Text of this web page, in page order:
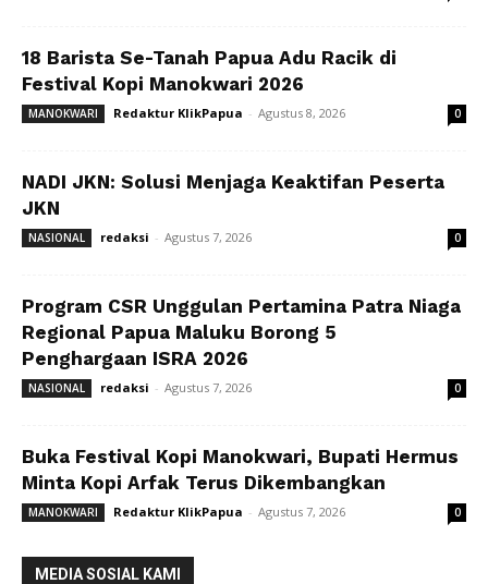
18 Barista Se-Tanah Papua Adu Racik di
Festival Kopi Manokwari 2026
MANOKWARI Redaktur KlikPapua - Agustus 8, 2026 0
NADI JKN: Solusi Menjaga Keaktifan Peserta
JKN
NASIONAL redaksi - Agustus 7, 2026 0
Program CSR Unggulan Pertamina Patra Niaga
Regional Papua Maluku Borong 5
Penghargaan ISRA 2026
NASIONAL redaksi - Agustus 7, 2026 0
Buka Festival Kopi Manokwari, Bupati Hermus
Minta Kopi Arfak Terus Dikembangkan
MANOKWARI Redaktur KlikPapua - Agustus 7, 2026 0
MEDIA SOSIAL KAMI